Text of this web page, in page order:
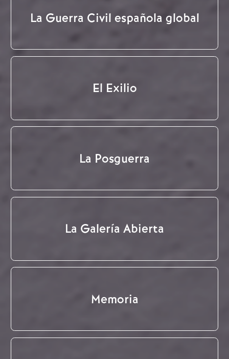
La Guerra Civil española global
El Exilio
La Posguerra
La Galería Abierta
Memoria